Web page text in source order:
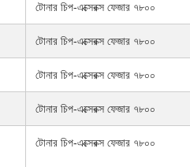
টোনার চিপ-এক্সেরক্স ফেজার ৭৮০০
টোনার চিপ-এক্সেরক্স ফেজার ৭৮০০
টোনার চিপ-এক্সেরক্স ফেজার ৭৮০০
টোনার চিপ-এক্সেরক্স ফেজার ৭৮০০
টোনার চিপ-এক্সেরক্স ফেজার ৭৮০০